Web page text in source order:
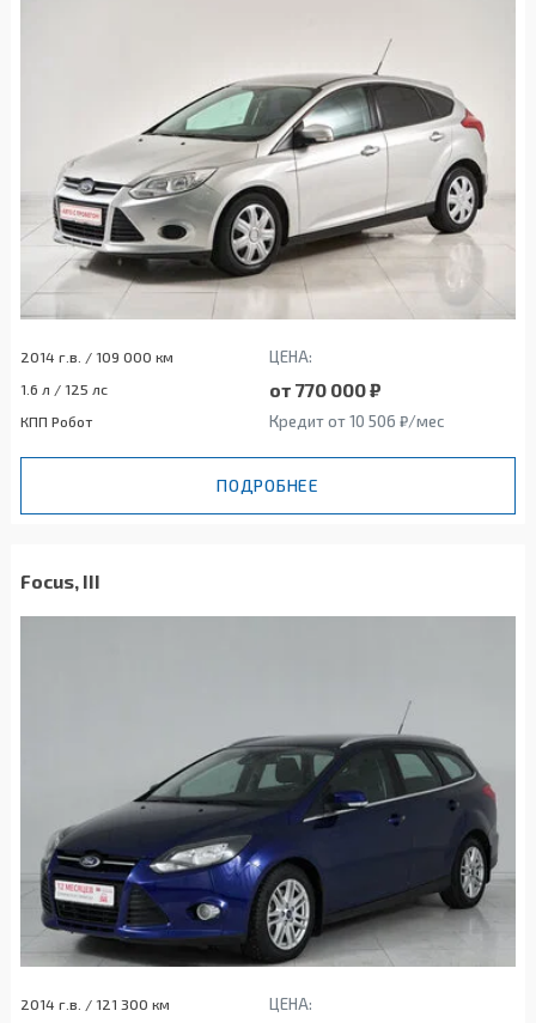
2014 г.в. / 109 000 км ЦЕНА:
1.6 л / 125 лс от 770 000 ₽
КПП Робот Кредит от 10 506 ₽/мес
ПОДРОБНЕЕ
Focus, III
2014 г.в. / 121 300 км ЦЕНА: